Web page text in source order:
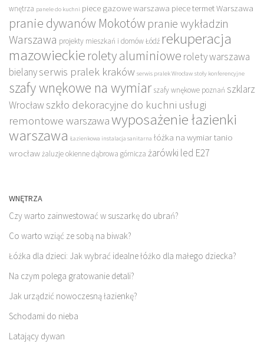
wnętrza panele do kuchni piece gazowe warszawa piece termet Warszawa
pranie dywanów Mokotów pranie wykładzin
Warszawa projekty mieszkań i domów Łódź rekuperacja
mazowieckie rolety aluminiowe rolety warszawa
bielanyserwis pralek kraków serwis pralek Wrocław stoły konferencyjne
szafy wnękowe na wymiar szafy wnękowe poznań szklarz
Wrocław szkło dekoracyjne do kuchni usługi
remontowe warszawawyposażenie łazienki
warszawa Łazienkowa instalacja sanitarna łóżka na wymiar tanio
wrocławżaluzje okienne dąbrowa górnicza żarówki led E27
WNĘTRZA
Czy warto zainwestować w suszarkę do ubrań?
Co warto wziąć ze sobą na biwak?
Łóżka dla dzieci: Jak wybrać idealne łóżko dla małego dziecka?
Na czym polega gratowanie detali?
Jak urządzić nowoczesną łazienkę?
Schodami do nieba
Latający dywan